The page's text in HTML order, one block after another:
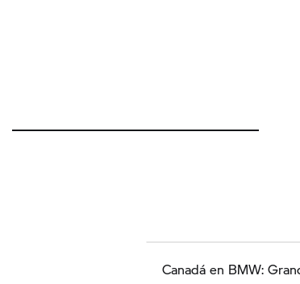
Canadá en BMW: